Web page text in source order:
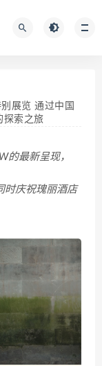
展览 通过中国
探索之旅
的最新呈现，
时庆祝瑰丽酒店